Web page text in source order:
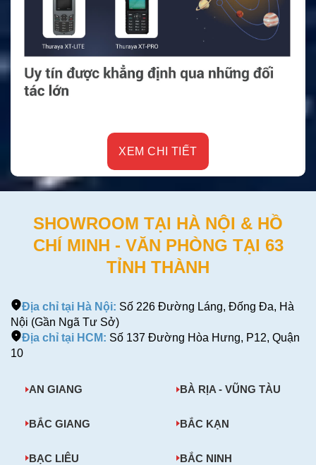
SHOWROOM TẠI HÀ NỘI & HỒ
CHÍ MINH - VĂN PHÒNG TẠI 63
TỈNH THÀNH
Địa chỉ tại Hà Nội: Số 226 Đường Láng, Đống Đa, Hà
Nội (Gần Ngã Tư Sở)
Địa chỉ tại HCM: Số 137 Đường Hòa Hưng, P12, Quận
10
AN GIANG BÀ RỊA - VŨNG TÀU
BẮC GIANG BẮC KẠN
BẠC LIÊU BẮC NINH